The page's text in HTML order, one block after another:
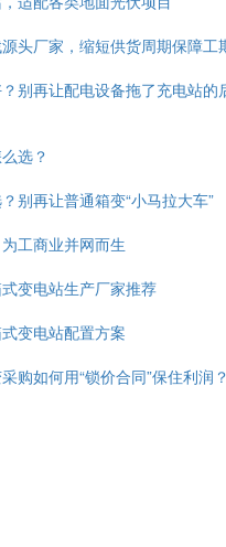
头厂家，缩短供货周期保障工
别再让配电设备拖了充电站的
选？
别再让普通箱变“小马拉大车”
工商业并网而生
变电站生产厂家推荐
变电站配置方案
购如何用“锁价合同”保住利润？